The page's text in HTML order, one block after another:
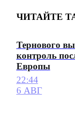
ЧИТАЙТЕ
Тернового
контроль
Европы
22:44
6 АВГ